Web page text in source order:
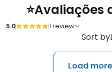
⭐Avaliações
5.0 1 review
Sort by
Load